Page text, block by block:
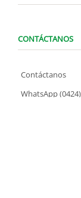
CONTÁCTANOS
Contáctanos
WhatsApp